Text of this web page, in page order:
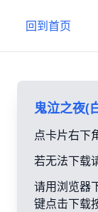
回到首页
鬼泣之夜(
点卡片右下
若无法下载
请用浏览器
键点击下载